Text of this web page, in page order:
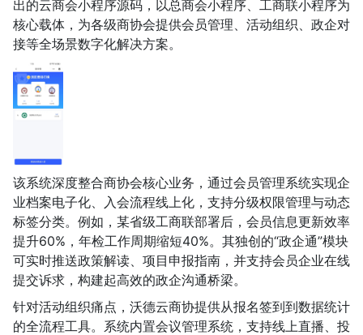
出的云商会小程序源码，以总商会小程序、工商联小程序为
核心载体，为各级商协会提供会员管理、活动组织、政企对
接等全场景数字化解决方案。
该系统深度整合商协会核心业务，通过会员管理系统实现企
业档案电子化、入会流程线上化，支持分级权限管理与动态
标签分类。例如，某省级工商联部署后，会员信息更新效率
提升60%，年检工作周期缩短40%。其独创的“政企通”模块
可实时推送政策解读、项目申报指南，并支持会员企业在线
提交诉求，构建起高效的政企沟通桥梁。
针对活动组织痛点，沃德云商协提供从报名签到到数据统计
的全流程工具。系统内置会议管理系统，支持线上直播、投